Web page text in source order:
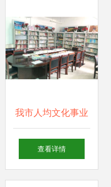
馆管理服务升级
我市人均文化事业
费排名第一 文化场
查看详情